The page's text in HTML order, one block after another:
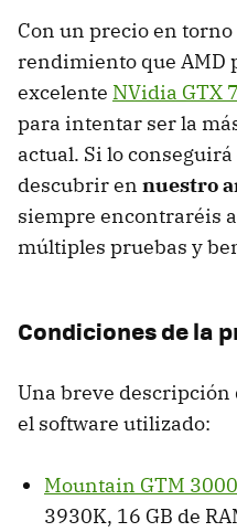
Con un precio en torno
rendimiento que AMD
excelente NVidia GTX
para intentar ser la
actual. Si lo
descubrir en nuestro
siempre encontraréis
múltiples pruebas y
Condiciones de la
Una breve descripción
el software utilizado:
Mountain GTM 3000
3930K, 16 GB de